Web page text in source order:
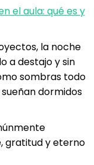
el aula: qué es y
la noche
a destajo y sin
sombras todo
dormidos
gratitud y eterno